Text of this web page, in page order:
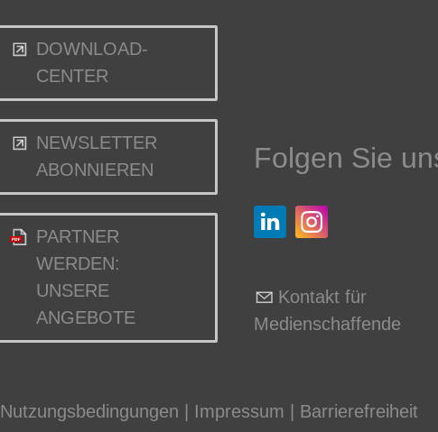
DOWNLOAD-
CENTER
NEWSLETTER
ABONNIEREN
PARTNER
WERDEN:
UNSERE
ANGEBOTE
Folgen Sie
Kontakt für
Medienschaffende
Nutzungsbedingungen | Impressum | Barrierefreiheit